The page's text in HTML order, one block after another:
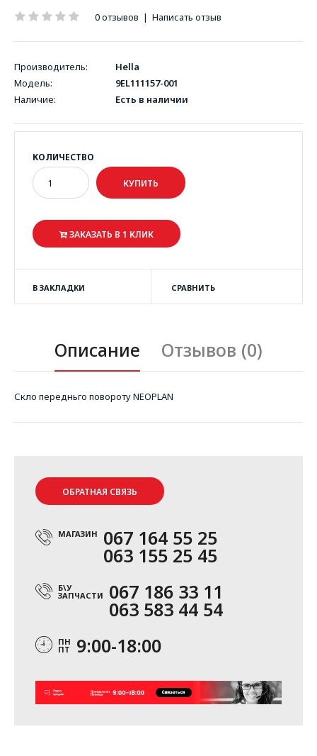
0 отзывов | Написать отзыв
Производитель:
Hella
Модель:
9EL111157-001
Наличие:
Есть в наличии
КОЛИЧЕСТВО
ЗАКАЗАТЬ В 1 КЛИК
В ЗАКЛАДКИ СРАВНИТЬ
Описание Отзывов (0)
Скло передньго повороту NEOPLAN
ОБРАТНАЯ СВЯЗЬ
МАГАЗИН 067 164 55 25
063 155 25 45
Б\У
ЗАПЧАСТИ 067 186 33 11
063 583 44 54
ПН
ПТ 9:00-18:00